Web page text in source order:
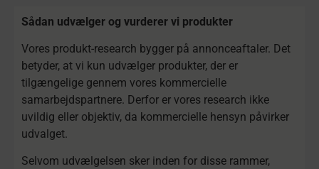
Sådan udvælger og vurderer vi produkter
Vores produkt-research bygger på annonceaftaler. Det
betyder, at vi kun udvælger produkter, der er
tilgængelige gennem vores kommercielle
samarbejdspartnere. Derfor er vores research ikke
uvildig eller objektiv, da kommercielle hensyn påvirker
udvalget.
Selvom udvælgelsen sker inden for disse rammer,